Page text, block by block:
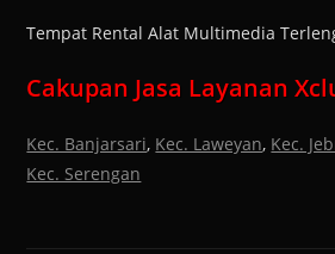
Tempat Rental Alat Multimedia
Cakupan Jasa Layanan
Kec. Banjarsari, Kec. Laweyan, Kec.
Kec. Serengan